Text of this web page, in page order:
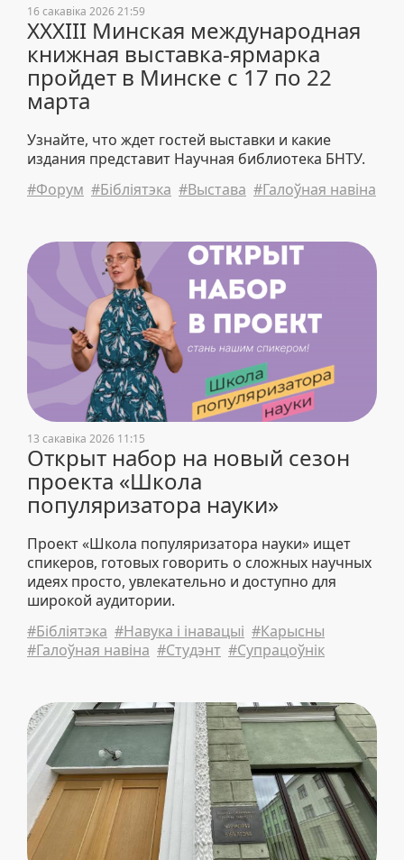
16 сакавіка 2026 21:59
XXXIII Минская международная
книжная выставка-ярмарка
пройдет в Минске с 17 по 22
марта
Узнайте, что ждет гостей выставки и какие
издания представит Научная библиотека БНТУ.
#Форум #Бібліятэка #Выстава #Галоўная навіна
13 сакавіка 2026 11:15
Открыт набор на новый сезон
проекта «Школа
популяризатора науки»
Проект «Школа популяризатора науки» ищет
спикеров, готовых говорить о сложных научных
идеях просто, увлекательно и доступно для
широкой аудитории.
#Бібліятэка #Навука і інавацыі #Карысны
#Галоўная навіна #Студэнт #Супрацоўнік